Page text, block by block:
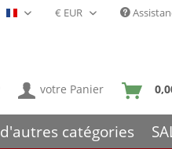
Français- FR
votre Panier
d'autres catégories